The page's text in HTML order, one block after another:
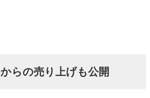
らの売り上げも公開